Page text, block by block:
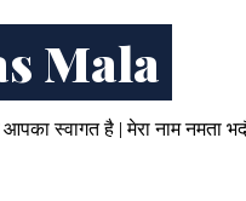
Mala
आपका स्वागत है | मेरा नाम